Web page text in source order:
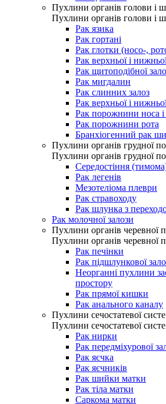
Пухлини органів голови і
Пухлини органів голови і
Рак язика
Рак гортані
Рак глотки (носо-,
Рак верхньої і
Рак щитоподібної
Рак мигдалин
Рак слинних залоз
Рак верхньої і
Рак порожнини носа
Рак порожнини рота
Бранхіогенний рак
Пухлини органів грудної
Пухлини органів грудної
Середостіння
Рак легенів
Мезотеліома плеври
Рак стравоходу
Рак шлунка з
Рак молочної залози
Пухлини органів черевної
Пухлини органів черевної
Рак печінки
Рак підшлункової
Неорганні пухлини
простору
Рак прямої кишки
Рак анального каналу
Пухлини сечостатевої
Пухлини сечостатевої
Рак нирки
Рак передміхурової
Рак яєчка
Рак яєчників
Рак шийки матки
Рак тіла матки
Саркома матки